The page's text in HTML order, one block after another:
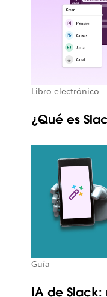
Libro electrónico
¿Qué es
Guía
IA de Slack: